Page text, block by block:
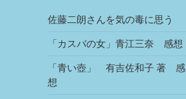
佐藤二朗さんを気の毒に思う
「カスバの女」青江三奈 感想
「青い壺」 有吉佐和子 著 感
想